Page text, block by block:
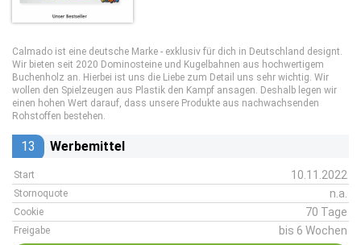
Calmado ist eine deutsche Marke - exklusiv für dich in Deutschland designt.
Wir bieten seit 2020 Dominosteine und Kugelbahnen aus hochwertigem
Buchenholz an. Hierbei ist uns die Liebe zum Detail uns sehr wichtig. Wir
wollen den Spielzeugen aus Plastik den Kampf ansagen. Deshalb legen wir
einen hohen Wert darauf, dass unsere Produkte aus nachwachsenden
Rohstoffen bestehen.
13 Werbemittel
Start 10.11.2022
Stornoquote n.a.
Cookie 70 Tage
Freigabe bis 6 Wochen